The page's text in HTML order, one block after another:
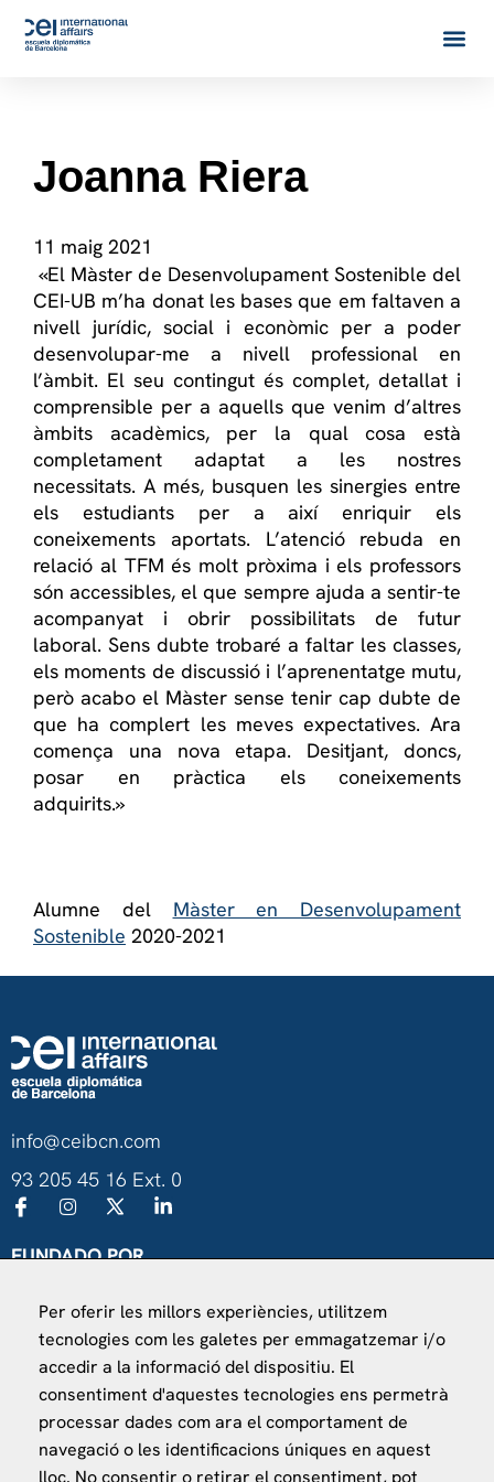
Joanna Riera
11 maig 2021
«El Màster de Desenvolupament Sostenible del
CEI-UB m’ha donat les bases que em faltaven a
nivell jurídic, social i econòmic per a poder
desenvolupar-me a nivell professional en
l’àmbit. El seu contingut és complet, detallat i
comprensible per a aquells que venim d’altres
àmbits acadèmics, per la qual cosa està
completament adaptat a les nostres
necessitats. A més, busquen les sinergies entre
els estudiants per a així enriquir els
coneixements aportats. L’atenció rebuda en
relació al TFM és molt pròxima i els professors
són accessibles, el que sempre ajuda a sentir-te
acompanyat i obrir possibilitats de futur
laboral. Sens dubte trobaré a faltar les classes,
els moments de discussió i l’aprenentatge mutu,
però acabo el Màster sense tenir cap dubte de
que ha complert les meves expectatives. Ara
comença una nova etapa. Desitjant, doncs,
posar en pràctica els coneixements
adquirits.»
Alumne del Màster en Desenvolupament
Sostenible 2020-2021
info@ceibcn.com
93 205 45 16 Ext. 0
FUNDADO POR
Ministerio de Asuntos Exteriores, UE y Cooperación
Fundación "la Caixa"
Per oferir les millors experiències, utilitzem
tecnologies com les galetes per emmagatzemar i/o
accedir a la informació del dispositiu. El
consentiment d'aquestes tecnologies ens permetrà
processar dades com ara el comportament de
navegació o les identificacions úniques en aquest
lloc. No consentir o retirar el consentiment, pot